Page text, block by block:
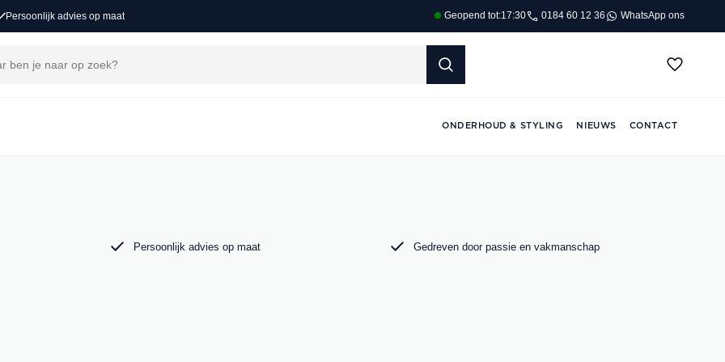
Persoonlijk advies op maat Geopend tot:17:30 0184 60 12 36 WhatsApp ons
ONDERHOUD & STYLING NIEUWS CONTACT
je een exclusief aanbod BMW occasions,
X5. Bekijk ons aanbod online of kom langs
Persoonlijk advies op maat Gedreven door passie en vakmanschap